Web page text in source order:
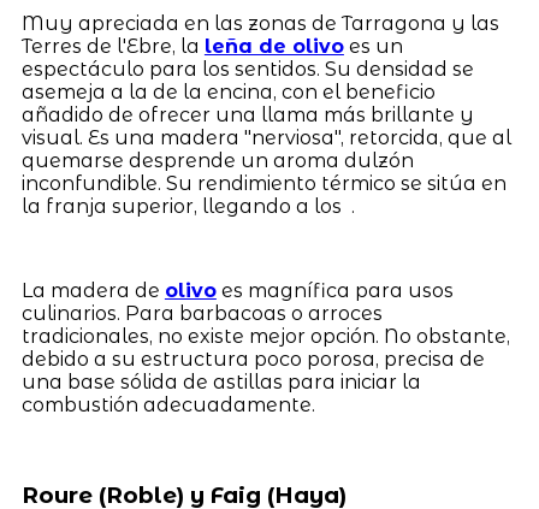
Muy apreciada en las zonas de Tarragona y las
Terres de l'Ebre, la leña de olivoes un
espectáculo para los sentidos. Su densidad se
asemeja a la de la encina, con el beneficio
añadido de ofrecer una llama más brillante y
visual. Es una madera "nerviosa", retorcida, que al
quemarse desprende un aroma dulzón
inconfundible. Su rendimiento térmico se sitúa en
la franja superior, llegando a los .
La madera de olivoes magnífica para usos
culinarios. Para barbacoas o arroces
tradicionales, no existe mejor opción. No obstante,
debido a su estructura poco porosa, precisa de
una base sólida de astillas para iniciar la
combustión adecuadamente.
Roure (Roble) y Faig (Haya)